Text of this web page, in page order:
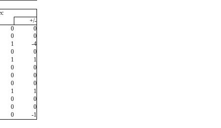
+/-
0
0
0
0
1
-4
0
0
1
1
0
0
0
0
0
0
1
1
0
0
0
0
0
-1